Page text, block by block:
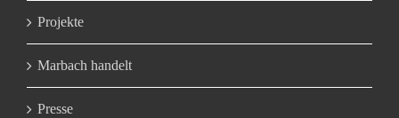
Projekte
Marbach handelt
Presse